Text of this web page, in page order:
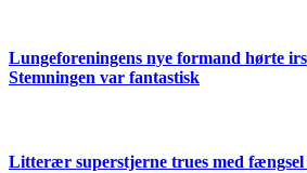
Lungeforeningens nye formand hørte
Stemningen var fantastisk
Litterær superstjerne trues med fængsel